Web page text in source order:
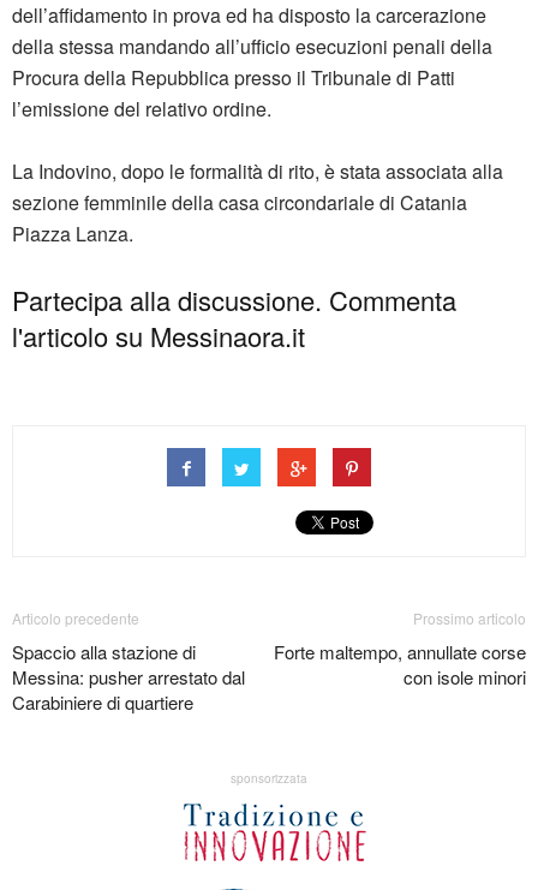
dell’affidamento in prova ed ha disposto la carcerazione
della stessa mandando all’ufficio esecuzioni penali della
Procura della Repubblica presso il Tribunale di Patti
l’emissione del relativo ordine.
La Indovino, dopo le formalità di rito, è stata associata alla
sezione femminile della casa circondariale di Catania
Piazza Lanza.
Partecipa alla discussione. Commenta
l'articolo su Messinaora.it
Articolo precedente
Spaccio alla stazione di
Messina: pusher arrestato dal
Carabiniere di quartiere
Prossimo articolo
Forte maltempo, annullate corse
con isole minori
sponsorizzata